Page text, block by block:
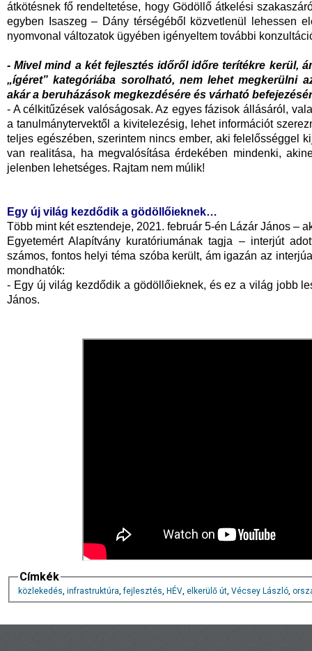
átkötésnek fő rendeltetése, hogy Gödöllő átkelési
egyben Isaszeg – Dány térségéből közvetlenül lehessen
nyomvonal változatok ügyében igényeltem további
- Mivel mind a két fejlesztés időről időre terítékre kerül,
„ígéret” kategóriába sorolható, nem lehet megkerülni
akár a beruházások megkezdésére és várható
- A célkitűzések valóságosak. Az egyes fázisok állásáról,
a tanulmánytervektől a kivitelezésig, lehet információt
teljes egészében, szerintem nincs ember, aki felelősséggel
van realitása, ha megvalósítása érdekében mindenki,
jelenben lehetséges. Rajtam nem múlik!
Egy új világ kezdődik a gödöllőieknek…
Több mint két esztendeje, 2021. február 5-én Lázár János –
Egyetemért Alapítvány kuratóriumának tagja – interjút
számos, fontos helyi téma szóba került, ám igazán az
mondhatók:
- Egy új világ kezdődik a gödöllőieknek, és ez a világ jobb
János.
Címkék
közlekedés, infrastruktúra,fejlesztés, HÉV, elkerülő út, Vécsey László,